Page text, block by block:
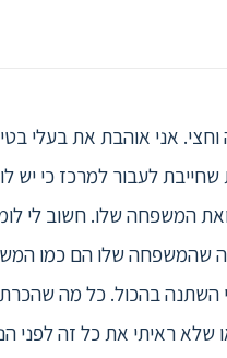
מקסים בן שנה וחצי. אני אוהבת את
לעבור למרכז כי יש
ואת המשפחה שלו. חשוב לי
שהמשפחה שלו הם כמו
השתנה בהכול. כל מה
שלא ראיתי את כל זה לפני